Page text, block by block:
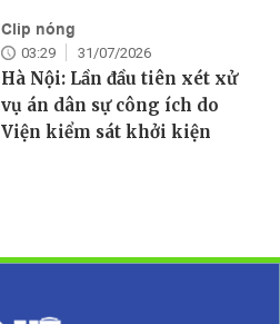
Clip nóng
03:29 31/07/2026
Hà Nội: Lần đầu tiên xét xử
vụ án dân sự công ích do
Viện kiểm sát khởi kiện